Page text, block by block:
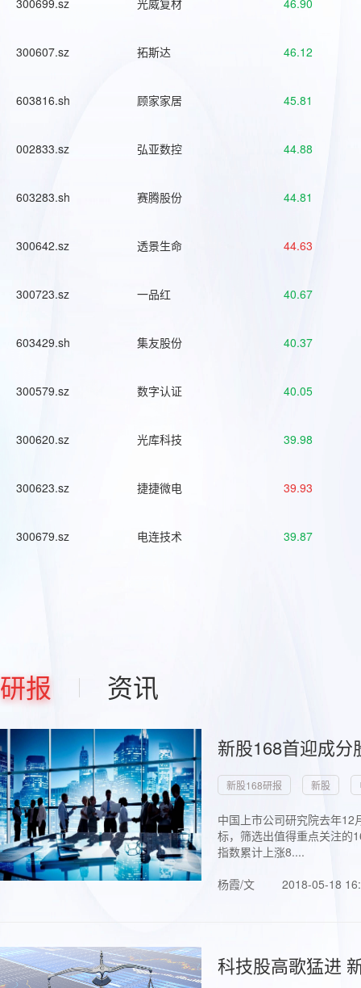
300699.sz 光威复材 46.90
300607.sz 拓斯达 46.12
603816.sh 顾家家居 45.81
002833.sz 弘亚数控 44.88
603283.sh 赛腾股份 44.81
300642.sz 透景生命 44.63
300723.sz 一品红 40.67
603429.sh 集友股份 40.37
300579.sz 数字认证 40.05
300620.sz 光库科技 39.98
300623.sz 捷捷微电 39.93
300679.sz 电连技术 39.87
研报 资讯
新股168首迎成
新股168研报 新股
中国上市公司研究院去年
标，筛选出值得重点关注的
指数累计上涨8....
杨霞/文
2018-05-18
科技股高歌猛进